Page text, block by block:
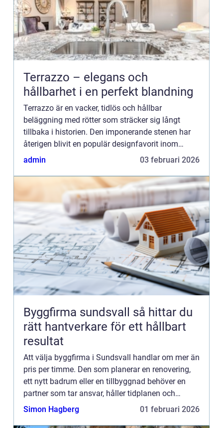
Terrazzo – elegans och
hållbarhet i en perfekt blandning
Terrazzo är en vacker, tidlös och hållbar
beläggning med rötter som sträcker sig långt
tillbaka i historien. Den imponerande stenen har
återigen blivit en populär designfavorit inom
arkitektur och inred...
admin 03 februari 2026
Byggfirma sundsvall så hittar du
rätt hantverkare för ett hållbart
resultat
Att välja byggfirma i Sundsvall handlar om mer än
pris per timme. Den som planerar en renovering,
ett nytt badrum eller en tillbyggnad behöver en
partner som tar ansvar, håller tidplanen och
bygger för lång hållbarhet. Med tydlig
Simon Hagberg 01 februari 2026